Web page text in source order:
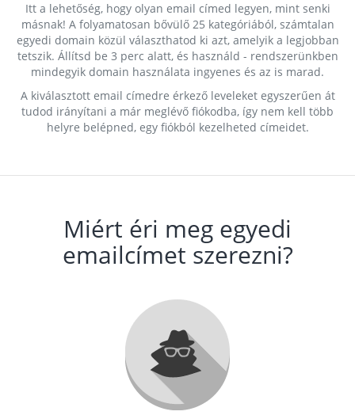
Itt a lehetőség, hogy olyan email címed legyen, mint senki
másnak! A folyamatosan bővülő 25 kategóriából, számtalan
egyedi domain közül választhatod ki azt, amelyik a legjobban
tetszik. Állítsd be 3 perc alatt, és használd - rendszerünkben
mindegyik domain használata ingyenes és az is marad.
A kiválasztott email címedre érkező leveleket egyszerűen át
tudod irányítani a már meglévő fiókodba, így nem kell több
helyre belépned, egy fiókból kezelheted címeidet.
Miért éri meg egyedi
emailcímet szerezni?